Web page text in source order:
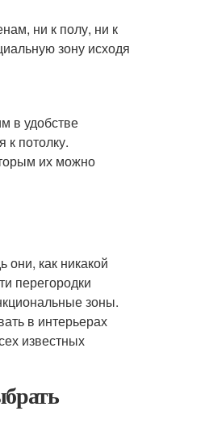
ни к полу, ни к
зону исходя
в удобстве
к потолку.
их можно
как никакой
перегородки
зоны.
в интерьерах
известных